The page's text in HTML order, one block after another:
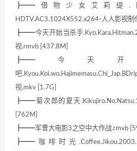
┣━━借物少女艾莉缇.
HDTV.AC3.1024X552.x264-人人影视制
┣━━今天开始当杀手
视.rmvb [437.8M]
┣━━今天
吧
视.mkv [1.7G]
┣━━菊次郎的夏天
[762M]
┣━━军曹大电影3之空中大作战.rmvb
┣━━咖啡时光